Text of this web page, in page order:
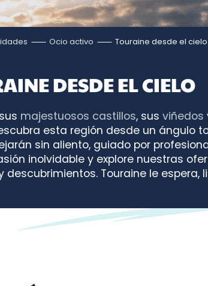
Ocio activo Touraine desde el cielo
DESDE EL CIELO
majestuosos castillos, sus viñedos
esta región desde un ángulo
sin aliento, guiado por
inolvidable y explore nuestras
Touraine le espera,